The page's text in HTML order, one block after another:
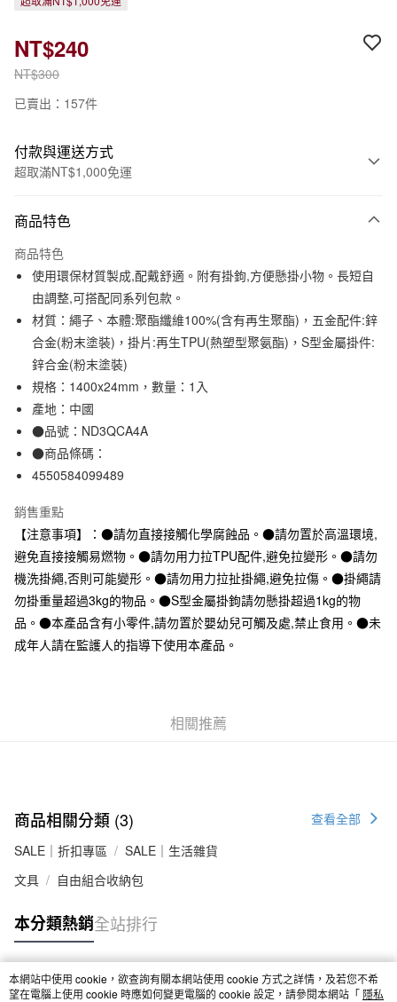
NT$300
NT$240
已賣出：157件
付款與運送方式
超取滿NT$1,000免運
信用卡一次付款
信用卡分期付款
3 期 0 利率 每期 NT$80
合作金庫商業銀行
第一商業銀行
華南商業銀行
彰化商業銀行
上海商業儲蓄銀行
國泰世華商業銀行
臺灣中小企業銀行
匯豐（台灣）商業銀行
聯邦商業銀行
元大商業銀行
玉山商業銀行
台灣樂天信用卡公司
超商取貨付款
LINE Pay
Apple Pay
街口支付
悠遊付
全家取貨付款
每筆NT$65，滿NT$1,000(含以上)免運費
付款後全家取貨
每筆NT$65，滿NT$1,000(含以上)免運費
7-11取貨付款
每筆NT$65，滿NT$1,000(含以上)免運費
無印良品門市自取
商品特色
商品特色
使用環保材質製成,配戴舒適。附有掛鉤,方便懸掛小物。長短自
由調整,可搭配同系列包款。
材質：繩子、本體:聚酯纖維100%(含有再生聚酯)，五金配件:鋅
合金(粉末塗裝)，掛片:再生TPU(熱塑型聚氨酯)，S型金屬掛件:
鋅合金(粉末塗裝)
規格：1400x24mm，數量：1入
產地：中國
●品號：ND3QCA4A
●商品條碼：
4550584099489
銷售重點
【注意事項】：●請勿直接接觸化學腐蝕品。●請勿置於高溫環境,
避免直接接觸易燃物。●請勿用力拉TPU配件,避免拉變形。●請勿
機洗掛繩,否則可能變形。●請勿用力拉扯掛繩,避免拉傷。●掛繩請
勿掛重量超過3kg的物品。●S型金屬掛鉤請勿懸掛超過1kg的物
品。●本產品含有小零件,請勿置於嬰幼兒可觸及處,禁止食用。●未
成年人請在監護人的指導下使用本產品。
相關推薦
商品相關分類 (3)
查看全部
SALE｜折扣專區
SALE｜生活雜貨
文具
自由組合收納包
本分類熱銷全站排行
熱門標籤
本網站中使用 cookie，欲查詢有關本網站使用 cookie 方式之詳情，及若您不希
望在電腦上使用 cookie 時應如何變更電腦的 cookie 設定，請參閱本網站「 隱私